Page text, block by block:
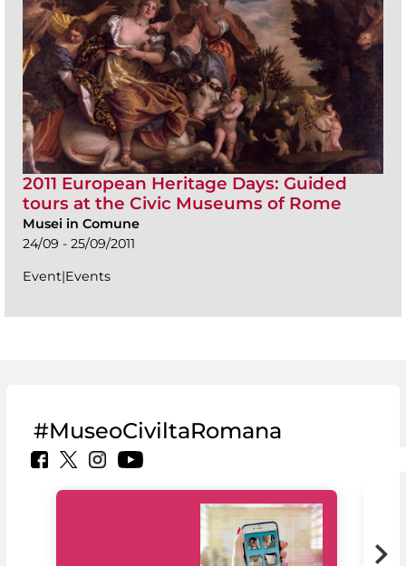
2011 European Heritage Days: Guided
tours at the Civic Museums of Rome
Musei in Comune
24/09 - 25/09/2011
Event|Events
#MuseoCiviltaRomana